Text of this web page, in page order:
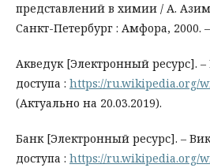
представлений в химии / А.
Санкт-Петербург : Амфора, 2000. –
Акведук [Электронный ресурс].
доступа : https://ru.wikipedia.org/
(Актуально на 20.03.2019).
Банк [Электронный ресурс]. –
доступа : https://ru.wikipedia.org/